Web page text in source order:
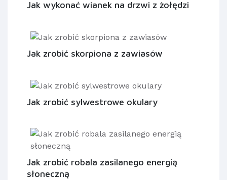
Jak wykonać wianek na drzwi z żołędzi
Jak zrobić skorpiona z zawiasów
Jak zrobić sylwestrowe okulary
Jak zrobić robala zasilanego energią
słoneczną